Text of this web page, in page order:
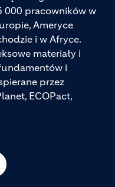
000 pracowników w
Ameryce
i w Afryce.
materiały i
i
przez
ECOPact,